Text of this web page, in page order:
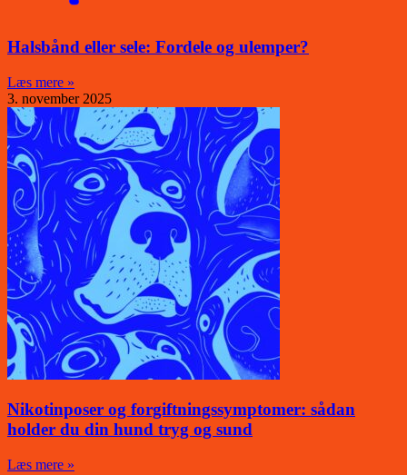
Halsbånd eller sele: Fordele og ulemper?
Læs mere »
3. november 2025
Nikotinposer og forgiftningssymptomer: sådan
holder du din hund tryg og sund
Læs mere »